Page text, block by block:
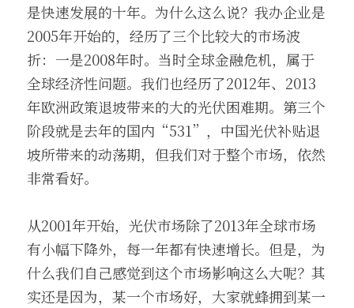
是快速发展的十年。为什么这么说？我办企业是
2005年开始的，经历了三个比较大的市场波
折：一是2008年时。当时全球金融危机，属于
全球经济性问题。我们也经历了2012年、2013
年欧洲政策退坡带来的大的光伏困难期。第三个
阶段就是去年的国内“531”，中国光伏补贴退
坡所带来的动荡期，但我们对于整个市场，依然
非常看好。
从2001年开始，光伏市场除了2013年全球市场
有小幅下降外，每一年都有快速增长。但是，为
什么我们自己感觉到这个市场影响这么大呢？其
实还是因为，某一个市场好，大家就蜂拥到某一